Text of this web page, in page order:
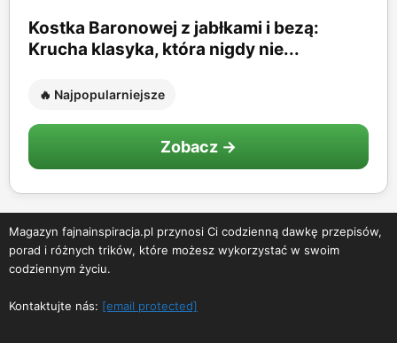
Kostka Baronowej z jabłkami i bezą:
Krucha klasyka, która nigdy nie...
🔥 Najpopularniejsze
Zobacz →
Magazyn fajnainspiracja.pl przynosi Ci codzienną dawkę przepisów,
porad i różnych trików, które możesz wykorzystać w swoim
codziennym życiu.
Kontaktujte nás: [email protected]